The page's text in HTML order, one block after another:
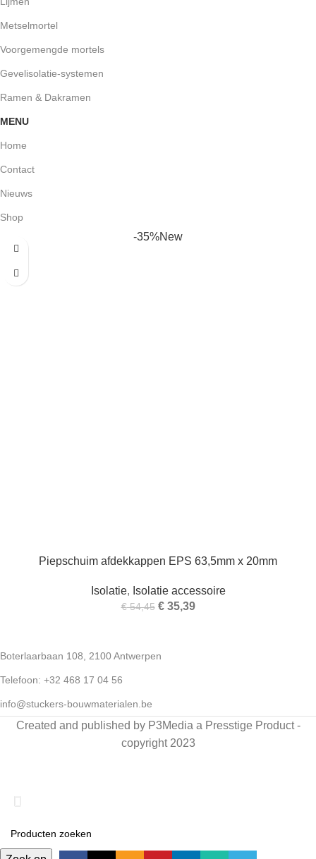
Metselmortel
Voorgemengde mortels
Gevelisolatie-systemen
Ramen & Dakramen
MENU
Home
Contact
Nieuws
Shop
-35%New
Piepschuim afdekkappen EPS 63,5mm x 20mm
Isolatie, Isolatie accessoire
€54,45 €35,39
Boterlaarbaan 108, 2100 Antwerpen
Telefoon: +32 468 17 04 56
info@stuckers-bouwmaterialen.be
Created and published by P3Media a Presstige Product -
copyright 2023
Snelle levering van bouwmaterialen in België & Nederland